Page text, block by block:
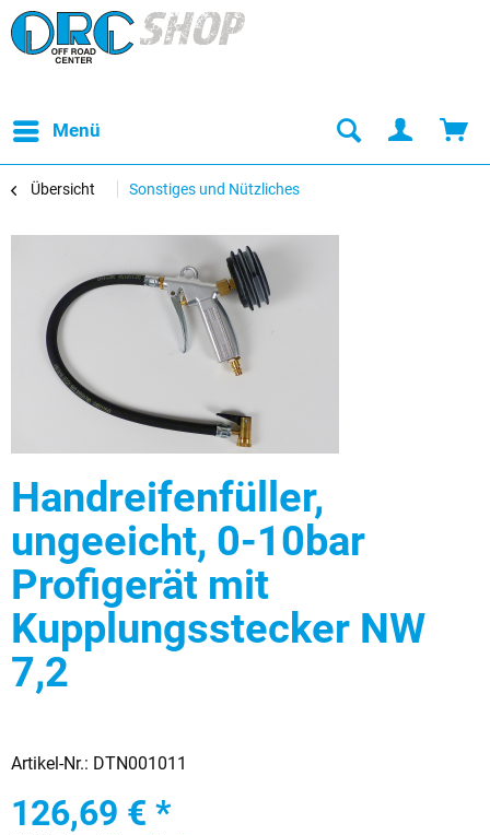
Menü
Übersicht Sonstiges und Nützliches
Handreifenfüller,
ungeeicht, 0-10bar
Profigerät mit
Kupplungsstecker NW
7,2
Artikel-Nr.: DTN001011
126,69 € *